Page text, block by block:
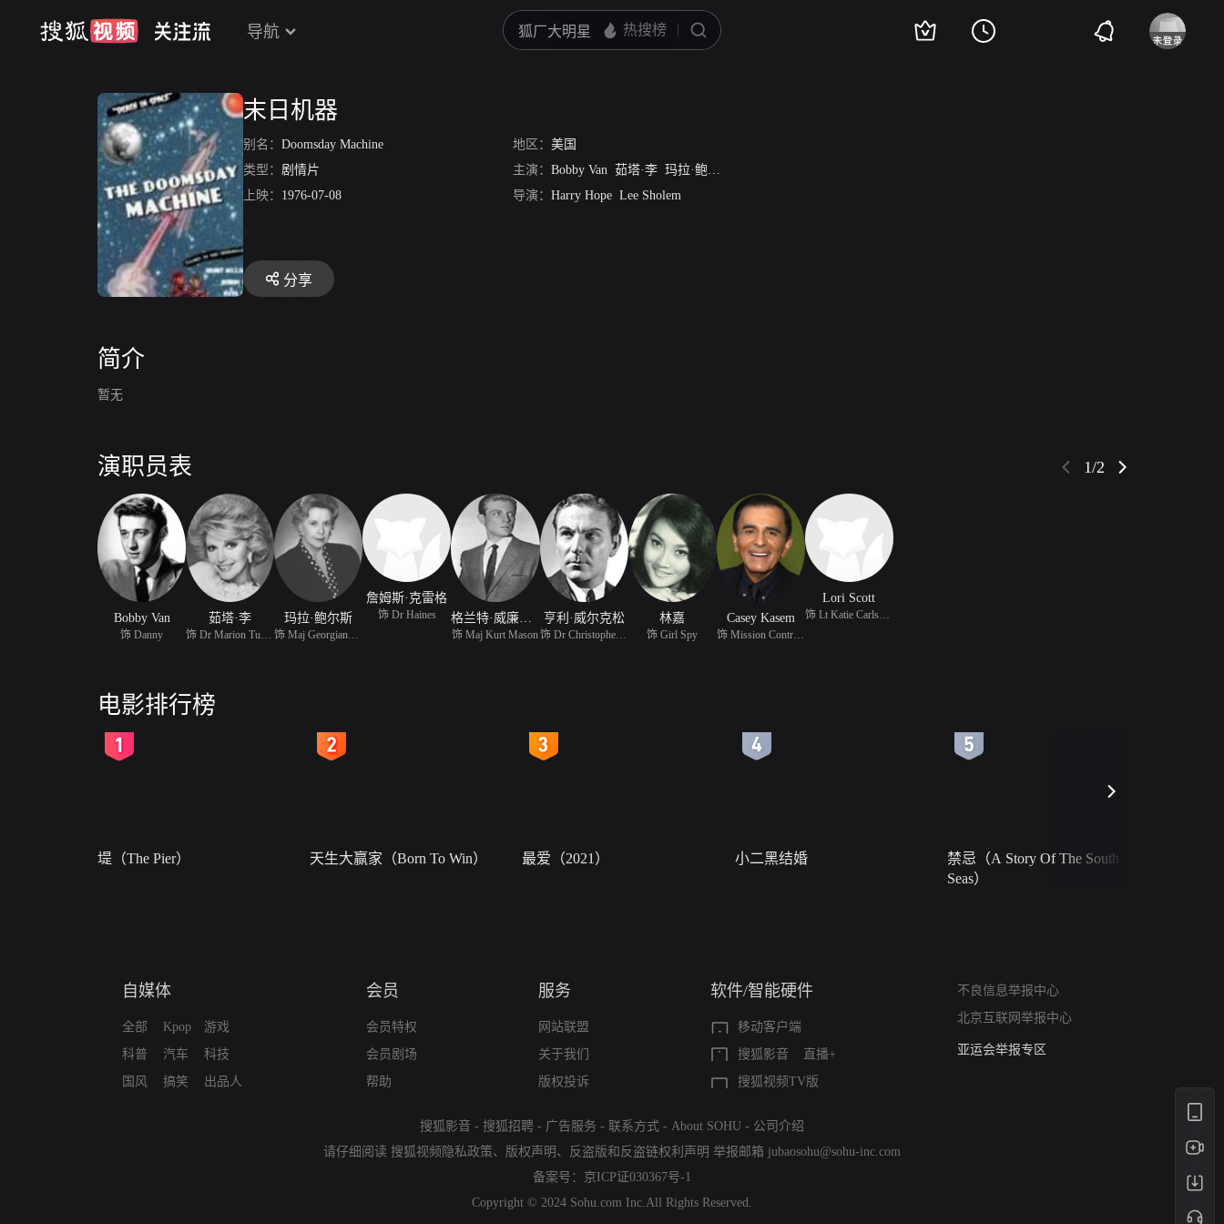
导航
末日机器
别名： Doomsday Machine 地区： 美国
类型： 剧情片 主演： Bobby Van 茹塔·李 玛拉·鲍尔斯
上映： 1976-07-08 导演： Harry Hope Lee Sholem
分享
简介
暂无
演职员表 1/2
Bobby Van
饰 Danny
茹塔·李 玛拉·鲍尔斯
詹姆斯·克雷格
饰 Dr Haines
饰 Maj Kurt Mason
亨利·威尔克松
饰 Dr Christopher Perry
林嘉
饰 Girl Spy
Casey Kasem
饰 Mission Control Offi
Lori Scott
饰 Lt Katie Carlson (as
电影排行榜
堤（The Pier） 天生大赢家（Born To Win） 最爱（2021） 小二黑结婚
禁忌（A Story Of The South
Seas）
自媒体
全部
科普
国风
Kpop
汽车
搞笑
游戏
科技
出品人
会员
会员特权
会员剧场
帮助
服务
网站联盟
关于我们
版权投诉
软件/智能硬件
移动客户端
搜狐影音
直播+
搜狐视频TV版
不良信息举报中心
北京互联网举报中心
算法推荐专项举报
亚运会举报专区
搜狐影音 - 搜狐招聘 - 广告服务 - 联系方式 - About SOHU - 公司介绍
请仔细阅读 搜狐视频隐私政策、 版权声明 、 反盗版和反盗链权利声明 举报邮箱 jubaosohu@sohu-inc.com
备案号： 京ICP证030367号-1
Copyright © 2024 Sohu.com Inc.All Rights Reserved.